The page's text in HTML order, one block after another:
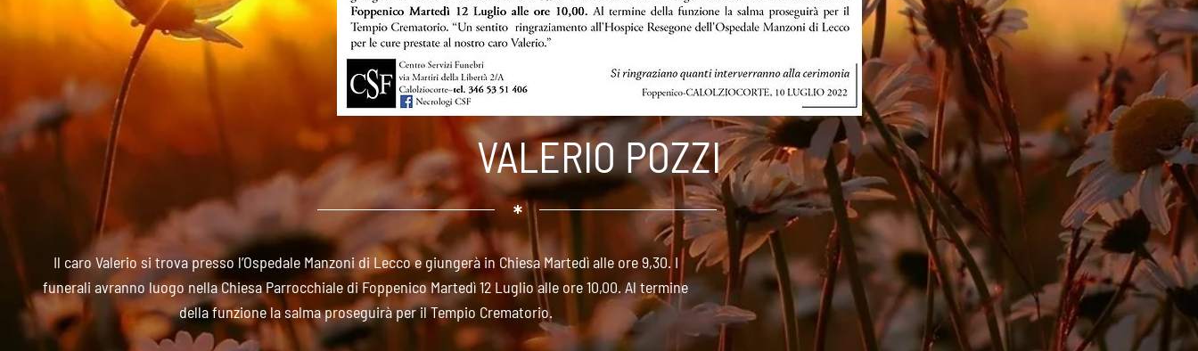
VALERIO POZZI
Il caro Valerio si trova presso l’Ospedale Manzoni di Lecco e giungerà in Chiesa Martedì alle ore 9,30. I
funerali avranno luogo nella Chiesa Parrocchiale di Foppenico Martedì 12 Luglio alle ore 10,00. Al termine
della funzione la salma proseguirà per il Tempio Crematorio.